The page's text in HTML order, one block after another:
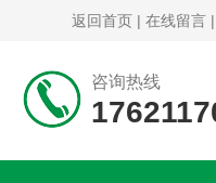
返回首页 | 在线留言 |
咨询热线